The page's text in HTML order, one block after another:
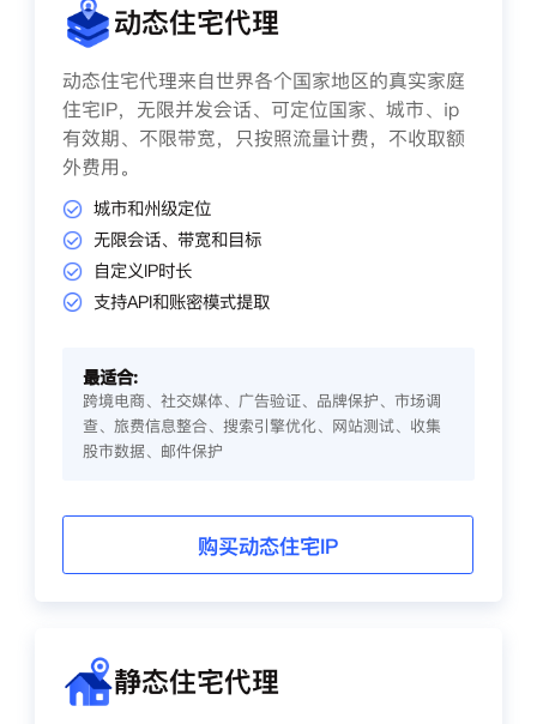
动态住宅代理
动态住宅代理来自世界各个国家地区的真实家庭
住宅IP，无限并发会话、可定位国家、城市、ip
有效期、不限带宽，只按照流量计费，不收取额
外费用。
城市和州级定位
无限会话、带宽和目标
自定义IP时长
支持API和账密模式提取
最适合:
跨境电商、社交媒体、广告验证、品牌保护、市场调
查、旅费信息整合、搜索引擎优化、网站测试、收集
股市数据、邮件保护
购买动态住宅IP
静态住宅代理